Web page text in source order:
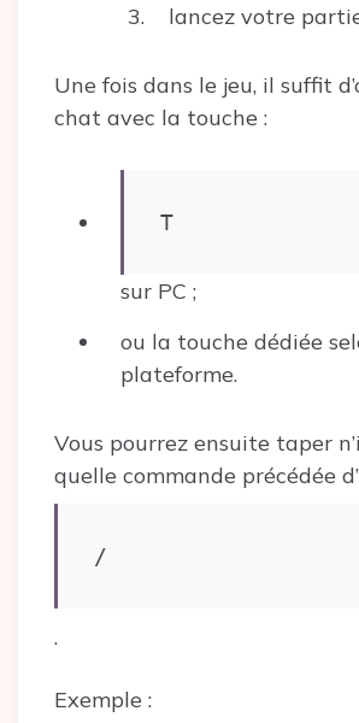
lancez votre
Une fois dans le jeu, il suffit
chat avec la touche :
T
sur PC ;
ou la touche dédiée
plateforme.
Vous pourrez ensuite taper
quelle commande précédée
/
.
Exemple :